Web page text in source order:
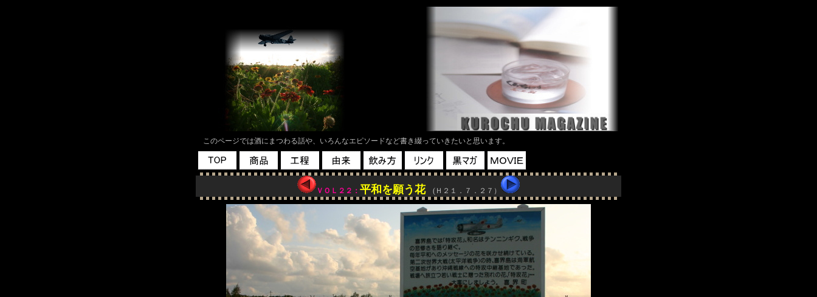
このページでは酒にまつわる話や、いろんなエピソードなど書き綴っていきたいと思います。
ＶＯＬ２２： 平和を願う花(Ｈ２１．７．２７）